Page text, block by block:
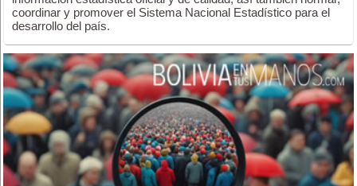
coordinar y promover el Sistema Nacional Estadístico para el
desarrollo del país.